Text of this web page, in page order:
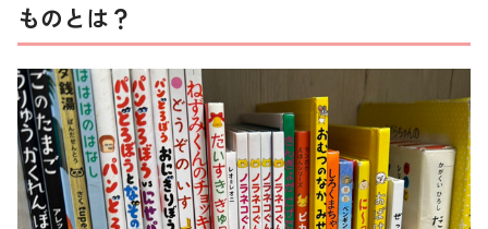
ものとは？